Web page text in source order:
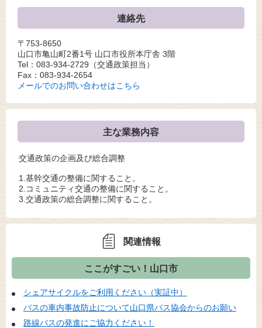
連絡先
〒753-8650
山口市亀山町2番1号 山口市役所本庁舎 3階
Tel：083-934-2729 （交通政策担当）
Fax：083-934-2654
メールでのお問い合わせはこちら
主な業務内容
交通政策の企画及び総合調整
1.基幹交通の整備に関すること。
2.コミュニティ交通の整備に関すること。
3.交通政策の総合調整に関すること。
関連情報
ここがすごい！山口市
シェアサイクルをご利用ください（実証中）
バスの車内事故防止について山口県バス協会からのお願い
路線バスの発進にご協力ください！